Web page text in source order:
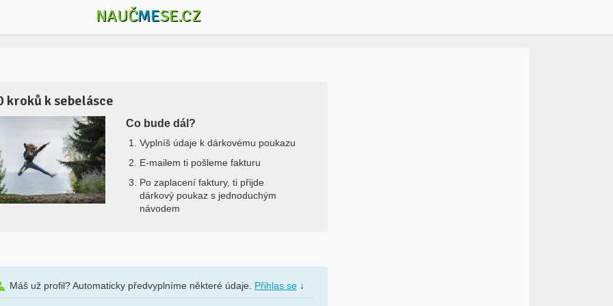
NAUČMESE.CZ
kroků k sebelásce
Co bude dál?
Vyplníš údaje k dárkovému poukazu
E-mailem ti pošleme fakturu
Po zaplacení faktury, ti přijde
dárkový poukaz s jednoduchým
návodem
Máš už profil? Automaticky předvyplníme některé údaje. Přihlas se ↓